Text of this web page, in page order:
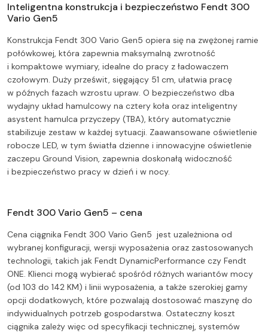
Inteligentna konstrukcja i bezpieczeństwo Fendt 300
Vario Gen5
Konstrukcja Fendt 300 Vario Gen5 opiera się na zwężonej ramie
połówkowej, która zapewnia maksymalną zwrotność
i kompaktowe wymiary, idealne do pracy z ładowaczem
czołowym. Duży prześwit, sięgający 51 cm, ułatwia pracę
w późnych fazach wzrostu upraw. O bezpieczeństwo dba
wydajny układ hamulcowy na cztery koła oraz inteligentny
asystent hamulca przyczepy (TBA), który automatycznie
stabilizuje zestaw w każdej sytuacji. Zaawansowane oświetlenie
robocze LED, w tym światła dzienne i innowacyjne oświetlenie
zaczepu Ground Vision, zapewnia doskonałą widoczność
i bezpieczeństwo pracy w dzień i w nocy.
Fendt 300 Vario Gen5 – cena
Cena ciągnika Fendt 300 Vario Gen5 jest uzależniona od
wybranej konfiguracji, wersji wyposażenia oraz zastosowanych
technologii, takich jak Fendt DynamicPerformance czy Fendt
ONE. Klienci mogą wybierać spośród różnych wariantów mocy
(od 103 do 142 KM) i linii wyposażenia, a także szerokiej gamy
opcji dodatkowych, które pozwalają dostosować maszynę do
indywidualnych potrzeb gospodarstwa. Ostateczny koszt
ciągnika zależy więc od specyfikacji technicznej, systemów